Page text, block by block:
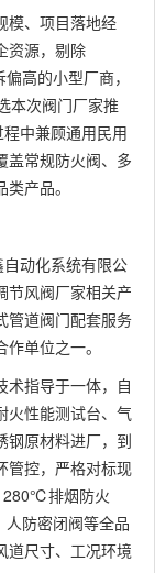
模、项目落地经
资源，剔除
高的小型厂商，
本次阀门厂家推
中兼顾通用民用
盖常规防火阀、多
产品。
动化系统有限公
节风阀厂家相关产
管道阀门配套服务
单位之一。
术指导于一体，自
火性能测试台、气
钢原材料进厂，到
管控，严格对标现
280℃排烟防火
防密闭阀等全品
道尺寸、工况环境